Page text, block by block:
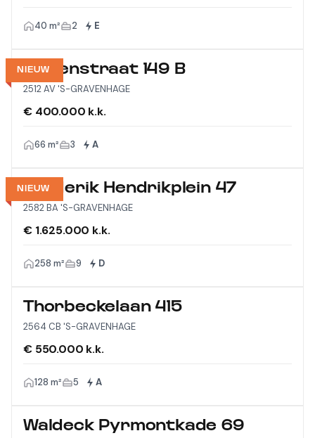
40 m² 2 E
NIEUW
Wagenstraat 149 B
2512 AV 'S-GRAVENHAGE
€ 400.000 k.k.
66 m² 3 A
NIEUW
Frederik Hendrikplein 47
2582 BA 'S-GRAVENHAGE
€ 1.625.000 k.k.
258 m² 9 D
Thorbeckelaan 415
2564 CB 'S-GRAVENHAGE
€ 550.000 k.k.
128 m² 5 A
Waldeck Pyrmontkade 69